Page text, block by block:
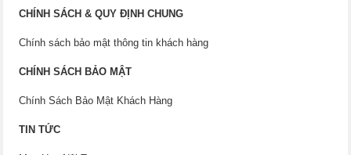
CHÍNH SÁCH & QUY ĐỊNH CHUNG
Chính sách bảo mật thông tin khách hàng
CHÍNH SÁCH BẢO MẬT
Chính Sách Bảo Mật Khách Hàng
TIN TỨC